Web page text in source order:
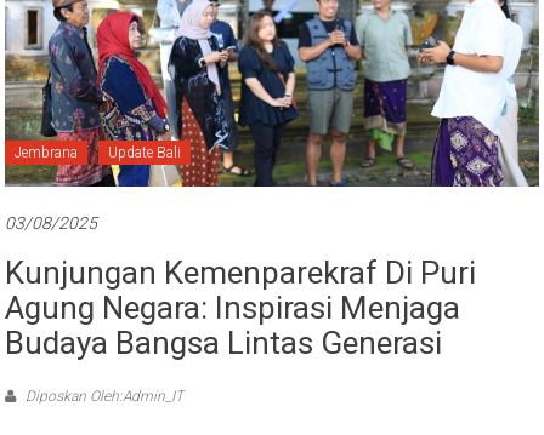
Jembrana Update Bali
03/08/2025
Kunjungan Kemenparekraf Di Puri
Agung Negara: Inspirasi Menjaga
Budaya Bangsa Lintas Generasi
Diposkan Oleh:Admin_IT